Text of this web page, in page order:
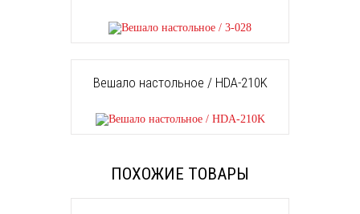
Вешало настольное / HDA-210K
ПОХОЖИЕ ТОВАРЫ